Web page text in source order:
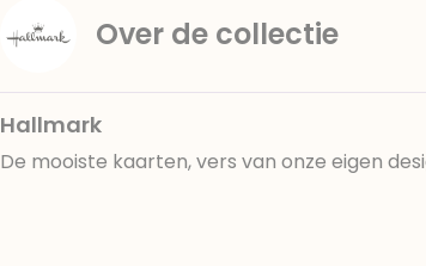
Over de collectie
Hallmark
De mooiste kaarten, vers van onze eigen